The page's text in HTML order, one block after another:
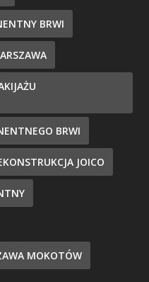
BRWI
BRWI
JOICO
MOKOTÓW